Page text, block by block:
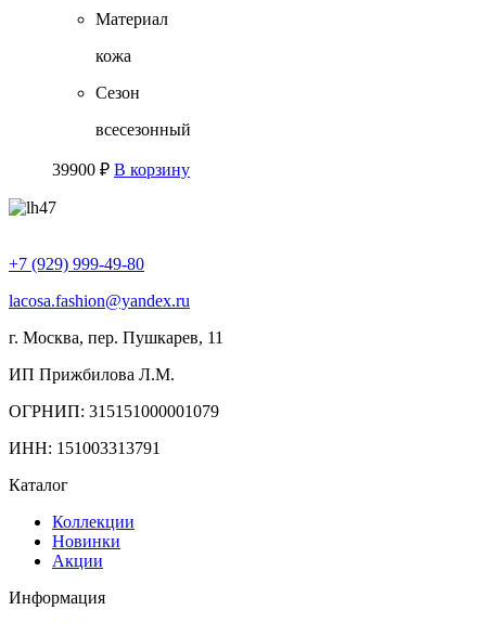
Материал
кожа
Сезон
всесезонный
39900 ₽ В корзину
+7 (929) 999-49-80
lacosa.fashion@yandex.ru
г. Москва, пер. Пушкарев, 11
ИП Прижбилова Л.М.
ОГРНИП: 315151000001079
ИНН: 151003313791
Каталог
Коллекции
Новинки
Акции
Информация